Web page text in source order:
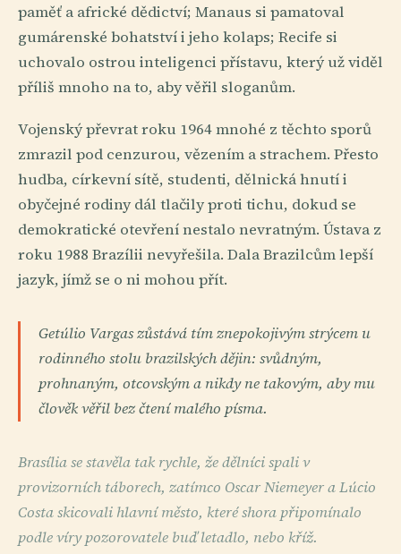
paměť a africké dědictví; Manaus si pamatoval
gumárenské bohatství i jeho kolaps; Recife si
uchovalo ostrou inteligenci přístavu, který už viděl
příliš mnoho na to, aby věřil sloganům.
Vojenský převrat roku 1964 mnohé z těchto sporů
zmrazil pod cenzurou, vězením a strachem. Přesto
hudba, církevní sítě, studenti, dělnická hnutí i
obyčejné rodiny dál tlačily proti tichu, dokud se
demokratické otevření nestalo nevratným. Ústava z
roku 1988 Brazílii nevyřešila. Dala Brazilcům lepší
jazyk, jímž se o ni mohou přít.
Getúlio Vargas zůstává tím znepokojivým strýcem u
rodinného stolu brazilských dějin: svůdným,
prohnaným, otcovským a nikdy ne takovým, aby mu
člověk věřil bez čtení malého písma.
Brasília se stavěla tak rychle, že dělníci spali v
provizorních táborech, zatímco Oscar Niemeyer a Lúcio
Costa skicovali hlavní město, které shora připomínalo
podle víry pozorovatele buď letadlo, nebo kříž.